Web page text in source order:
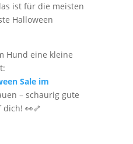
ist für die meisten
Halloween
Hund eine kleine
Sale im
– schaurig gute
👀🦴